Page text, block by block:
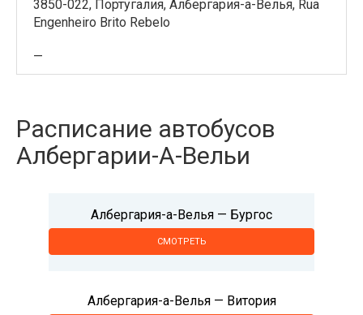
3850-022, Португалия, Албергария-а-Велья, Rua
Engenheiro Brito Rebelo
—
Расписание автобусов
Албергарии-А-Вельи
Албергария-а-Велья — Бургос
СМОТРЕТЬ
Албергария-а-Велья — Витория